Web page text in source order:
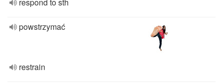
powstrzymać
restrain